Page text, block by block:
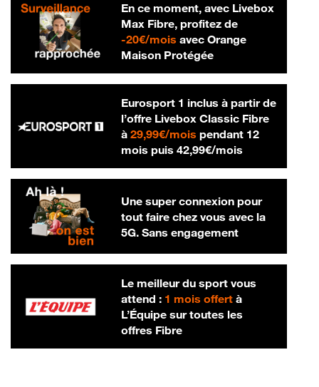
En ce moment, avec Livebox
Max Fibre, profitez de
-20€/mois20 € par mois
avec Orange
Maison Protégée
Eurosport 1 inclus à partir de
l’offre Livebox Classic Fibre
à 29,99€/mois29,99 € par mois
pendant 12
mois puis 42,99€/mois42,99 € par
Une super connexion pour
tout faire chez vous avec la
5G. Sans engagement
Le meilleur du sport vous
attend : 1 mois offertà
L’Équipe sur toutes les
offres Fibre